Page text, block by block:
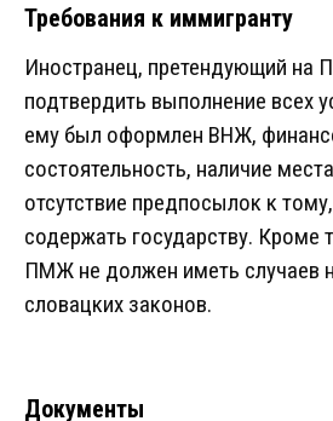
Требования к иммигранту
Иностранец, претендующий
подтвердить выполнение всех
ему был оформлен ВНЖ,
состоятельность, наличие
отсутствие предпосылок к
содержать государству. Кроме
ПМЖ не должен иметь случаев
словацких законов.
Документы